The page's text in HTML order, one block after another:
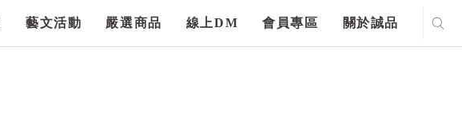
藝文活動 嚴選商品 線上DM 會員專區 關於誠品